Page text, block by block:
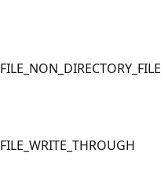
FILE_NON_DIRECTORY_FILE
FILE_WRITE_THROUGH